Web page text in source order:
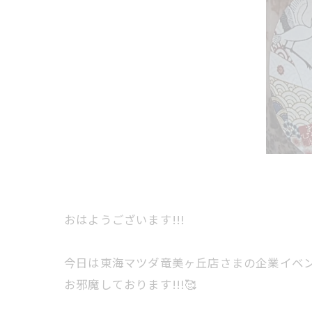
おはようございます!!!
今日は東海マツダ竜美ヶ丘店さまの企業イベ
お邪魔しております!!!🥰